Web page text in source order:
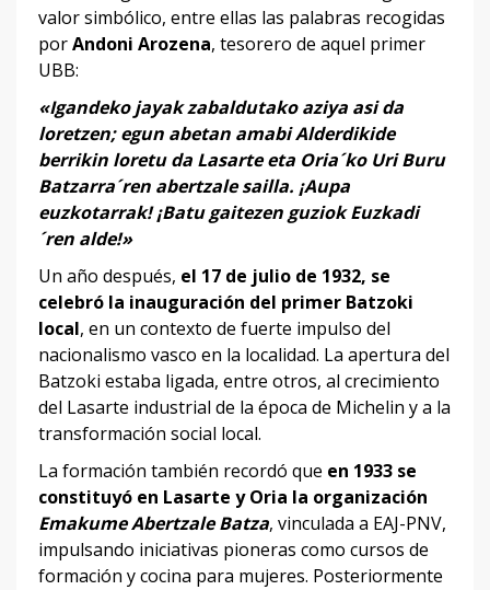
valor simbólico, entre ellas las palabras recogidas
porAndoni Arozena, tesorero de aquel primer
UBB:
«Igandeko jayak zabaldutako aziya asi da
loretzen; egun abetan amabi Alderdikide
berrikin loretu da Lasarte eta Oria´ko Uri Buru
Batzarra´ren abertzale sailla. ¡Aupa
euzkotarrak! ¡Batu gaitezen guziok Euzkadi
´ren alde!»
Un año después, el 17 de julio de 1932, se
celebró la inauguración del primer Batzoki
local, en un contexto de fuerte impulso del
nacionalismo vasco en la localidad. La apertura del
Batzoki estaba ligada, entre otros, al crecimiento
del Lasarte industrial de la época de Michelin y a la
transformación social local.
La formación también recordó que en 1933 se
constituyó en Lasarte y Oria la organización
Emakume Abertzale Batza, vinculada a EAJ-PNV,
impulsando iniciativas pioneras como cursos de
formación y cocina para mujeres. Posteriormente